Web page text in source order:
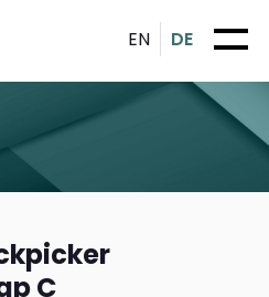
EN DE
C